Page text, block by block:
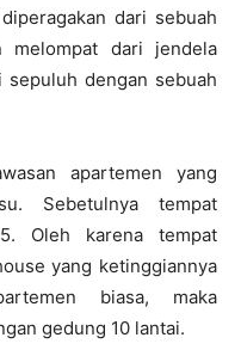
dari sebuah
melompat dari jendela
sepuluh dengan sebuah
apartemen yang
Sebetulnya tempat
Oleh karena tempat
yang ketinggiannya
biasa, maka
gedung 10 lantai.